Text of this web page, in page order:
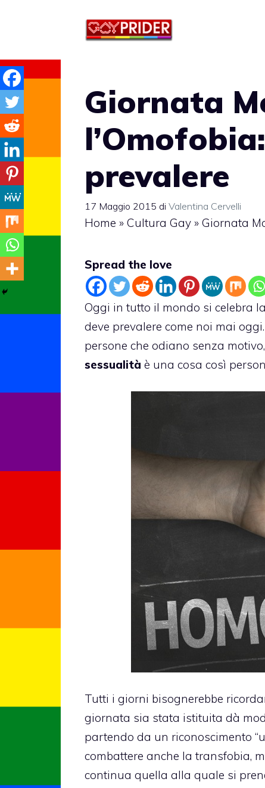
Giornata
prevalere
17 Maggio 2015 di Valentina Cervelli
Home » Cultura Gay » Giornata
Spread the love
Oggi in tutto il mondo si celebra la
deve prevalere come noi mai
persone che odiano senza
sessualità è una cosa così
Tutti i giorni bisognerebbe
giornata sia stata istituita dà
partendo da un riconoscimento
combattere anche la transfobia,
continua quella alla quale si